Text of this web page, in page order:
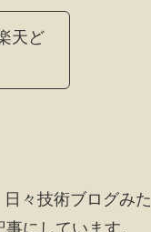
天ど
々技術ブログみた
にしています。